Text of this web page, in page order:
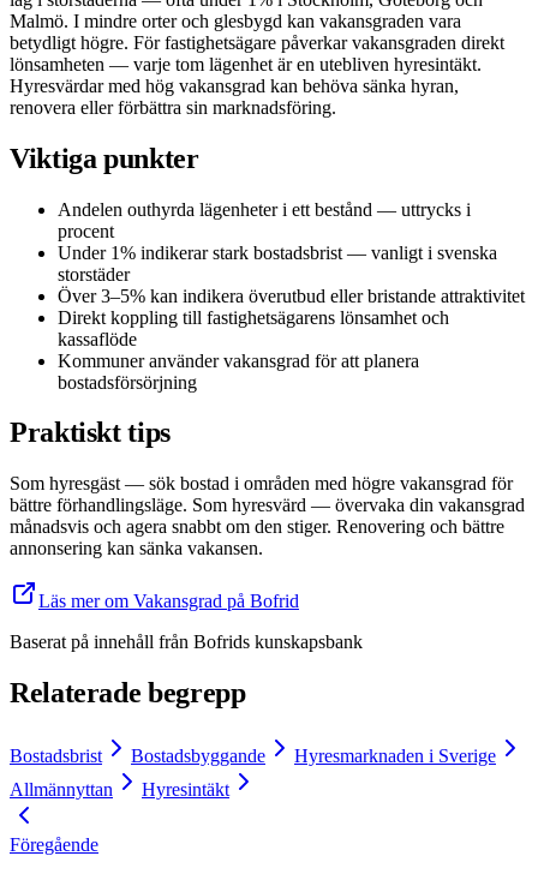
Malmö. I mindre orter och glesbygd kan vakansgraden vara
betydligt högre. För fastighetsägare påverkar vakansgraden direkt
lönsamheten — varje tom lägenhet är en utebliven hyresintäkt.
Hyresvärdar med hög vakansgrad kan behöva sänka hyran,
renovera eller förbättra sin marknadsföring.
Viktiga punkter
Andelen outhyrda lägenheter i ett bestånd — uttrycks i
procent
Under 1% indikerar stark bostadsbrist — vanligt i svenska
storstäder
Över 3–5% kan indikera överutbud eller bristande attraktivitet
Direkt koppling till fastighetsägarens lönsamhet och
kassaflöde
Kommuner använder vakansgrad för att planera
bostadsförsörjning
Praktiskt tips
Som hyresgäst — sök bostad i områden med högre vakansgrad för
bättre förhandlingsläge. Som hyresvärd — övervaka din vakansgrad
månadsvis och agera snabbt om den stiger. Renovering och bättre
annonsering kan sänka vakansen.
Läs mer om Vakansgrad på Bofrid
Baserat på innehåll från Bofrids kunskapsbank
Relaterade begrepp
Bostadsbrist Bostadsbyggande
Hyresmarknaden i Sverige
Allmännyttan
Hyresintäkt
Föregående